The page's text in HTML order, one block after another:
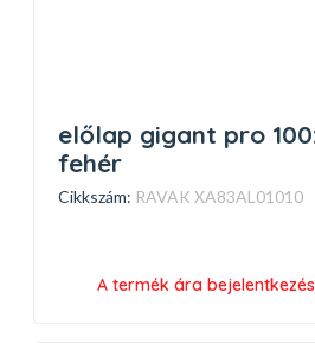
előlap gigant pro
fehér
Cikkszám: RAVAK XA83AL01010
A termék ára